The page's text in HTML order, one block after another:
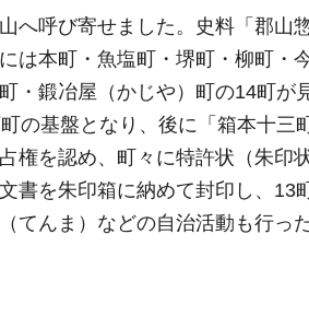
へ呼び寄せました。史料「郡山
は本町・魚塩町・堺町・柳町・
・鍛冶屋（かじや）町の14町が
の基盤となり、後に「箱本十三
権を認め、町々に特許状（朱印
書を朱印箱に納めて封印し、13
てんま）などの自治活動も行っ